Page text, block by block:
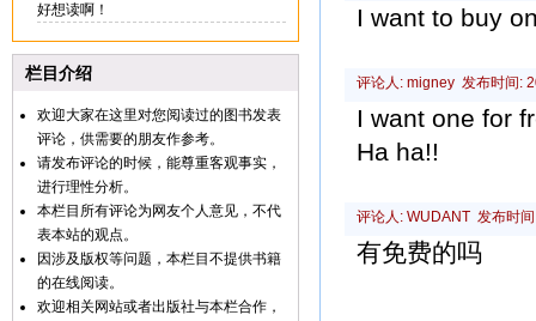
好想读啊！
栏目介绍
欢迎大家在这里对您阅读过的图书发表
评论，供需要的朋友作参考。
请发布评论的时候，能尊重客观事实，
进行理性分析。
本栏目所有评论为网友个人意见，不代
表本站的观点。
因涉及版权等问题，本栏目不提供书籍
的在线阅读。
欢迎相关网站或者出版社与本栏合作，
I want to buy
评论人: migney 发布时间:
I want one for
Ha ha!!
评论人: WUDANT 发布时
有免费的吗